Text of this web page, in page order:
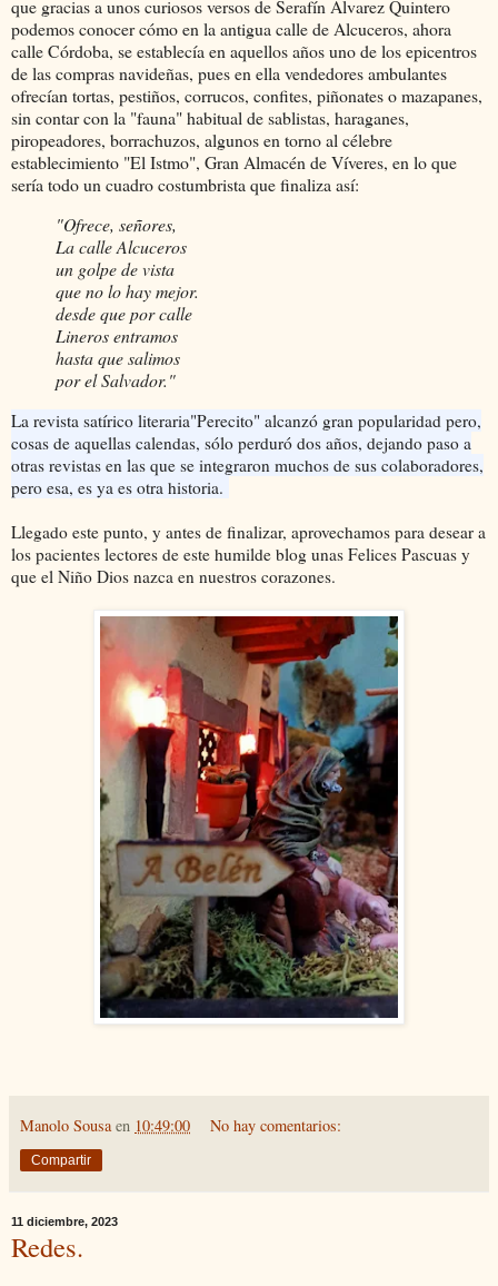
que gracias a unos curiosos versos de Serafín Álvarez Quintero
podemos conocer cómo en la antigua calle de Alcuceros, ahora
calle Córdoba, se establecía en aquellos años uno de los epicentros
de las compras navideñas, pues en ella vendedores ambulantes
ofrecían tortas, pestiños, corrucos, confites, piñonates o mazapanes,
sin contar con la "fauna" habitual de sablistas, haraganes,
piropeadores, borrachuzos, algunos en torno al célebre
establecimiento "El Istmo", Gran Almacén de Víveres, en lo que
sería todo un cuadro costumbrista que finaliza así:
"Ofrece, señores,
La calle Alcuceros
un golpe de vista
que no lo hay mejor.
desde que por calle
Lineros entramos
hasta que salimos
por el Salvador."
La revista satírico literaria"Perecito" alcanzó gran popularidad pero,
cosas de aquellas calendas, sólo perduró dos años, dejando paso a
otras revistas en las que se integraron muchos de sus colaboradores,
pero esa, es ya es otra historia.
Llegado este punto, y antes de finalizar, aprovechamos para desear a
los pacientes lectores de este humilde blog unas Felices Pascuas y
que el Niño Dios nazca en nuestros corazones.
Manolo Sousa en 10:49:00 No hay comentarios:
Compartir
11 diciembre, 2023
Redes.